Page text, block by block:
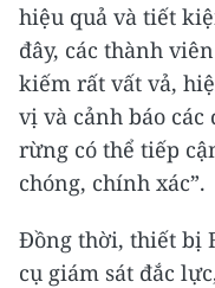
hiệu quả và tiết
đây, các thành
kiếm rất vất vả,
vị và cảnh báo
rừng có thể tiếp
chóng, chính xác”.
Đồng thời, thiết bị
cụ giám sát đắc